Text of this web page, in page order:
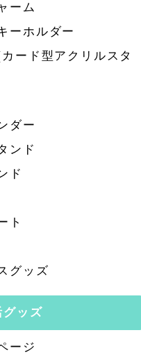
ーム
ーホルダー
ード型アクリルスタ
ダー
ンド
ド
ト
グッズ
グッズ
ージ